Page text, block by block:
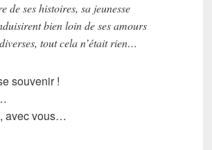
de ses histoires, sa jeunesse
bien loin de ses amours
tout cela n’était rien…
souvenir !
avec vous…